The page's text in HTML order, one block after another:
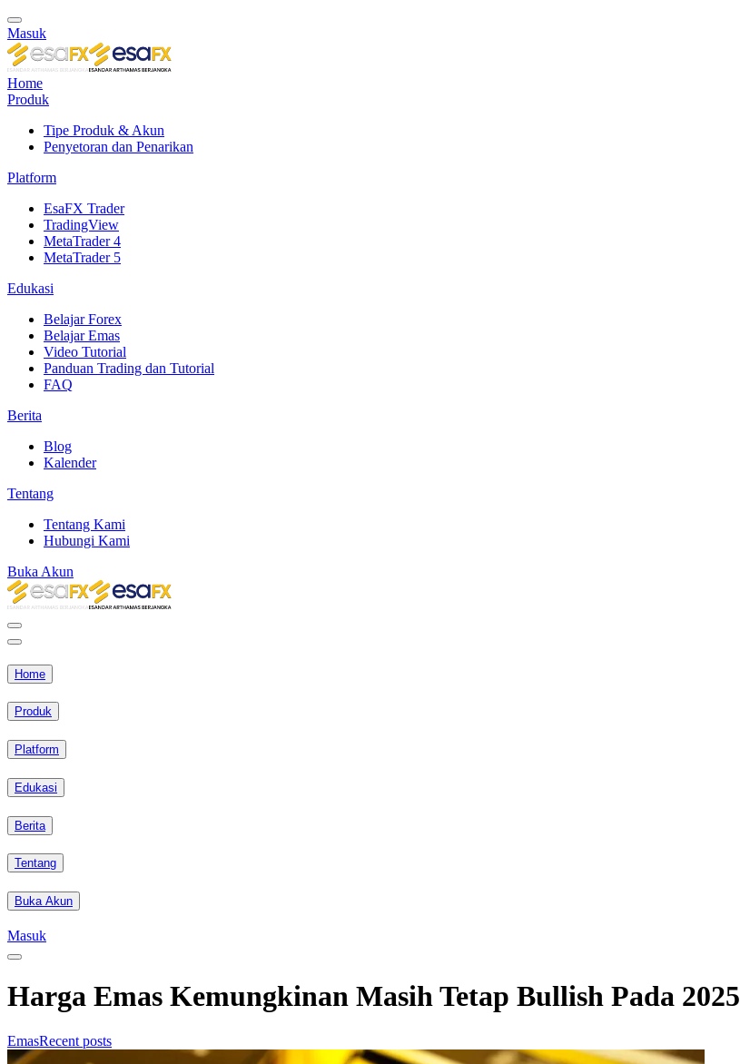
Masuk
Home
Produk
Tipe Produk & Akun
Penyetoran dan Penarikan
Platform
EsaFX Trader
TradingView
MetaTrader 4
MetaTrader 5
Edukasi
Belajar Forex
Belajar Emas
Video Tutorial
Panduan Trading dan Tutorial
FAQ
Berita
Blog
Kalender
Tentang
Tentang Kami
Hubungi Kami
Buka Akun
Home
Produk
Platform
Edukasi
Berita
Tentang
Buka Akun
Masuk
Harga Emas Kemungkinan Masih Tetap Bullish Pada 2025
EmasRecent posts